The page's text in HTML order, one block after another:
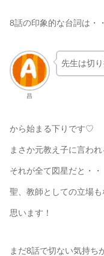
8話の印象的な台詞は・
昌
先生は切
から始まる下りです♡
まさか元教え子に言わ
それが全て図星だと・・
聖、教師としての立場
思います！
まだ8話で切ない気持ち